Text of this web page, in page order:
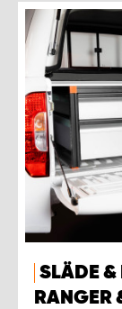
SLÄDE
RANGER